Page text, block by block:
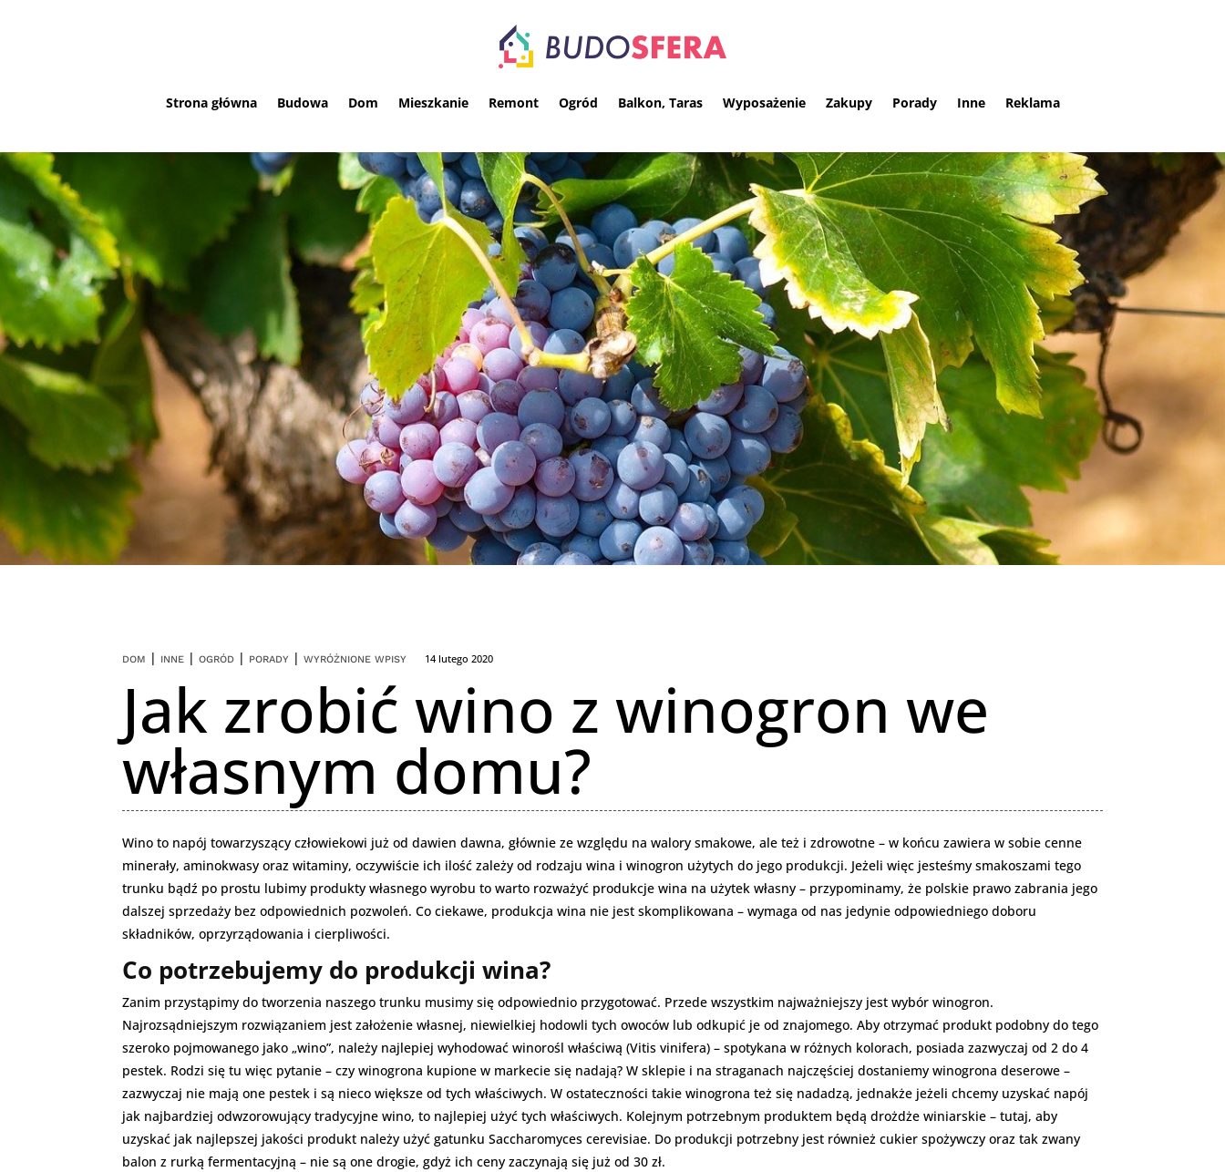
Strona główna Budowa Dom Mieszkanie Remont Ogród Balkon, Taras Wyposażenie Zakupy Porady Inne Reklama
DOM | INNE |OGRÓD | PORADY |WYRÓŻNIONE WPISY 14 lutego 2020
Jak zrobić wino z winogron we
własnym domu?
Wino to napój towarzyszący człowiekowi już od dawien dawna, głównie ze względu na walory smakowe, ale też i zdrowotne – w końcu zawiera w sobie cenne
minerały, aminokwasy oraz witaminy, oczywiście ich ilość zależy od rodzaju wina i winogron użytych do jego produkcji. Jeżeli więc jesteśmy smakoszami tego
trunku bądź po prostu lubimy produkty własnego wyrobu to warto rozważyć produkcje wina na użytek własny – przypominamy, że polskie prawo zabrania jego
dalszej sprzedaży bez odpowiednich pozwoleń. Co ciekawe, produkcja wina nie jest skomplikowana – wymaga od nas jedynie odpowiedniego doboru
składników, oprzyrządowania i cierpliwości.
Co potrzebujemy do produkcji wina?
Zanim przystąpimy do tworzenia naszego trunku musimy się odpowiednio przygotować. Przede wszystkim najważniejszy jest wybór winogron.
Najrozsądniejszym rozwiązaniem jest założenie własnej, niewielkiej hodowli tych owoców lub odkupić je od znajomego. Aby otrzymać produkt podobny do tego
szeroko pojmowanego jako „wino”, należy najlepiej wyhodować winorośl właściwą (Vitis vinifera) – spotykana w różnych kolorach, posiada zazwyczaj od 2 do 4
pestek. Rodzi się tu więc pytanie – czy winogrona kupione w markecie się nadają? W sklepie i na straganach najczęściej dostaniemy winogrona deserowe –
zazwyczaj nie mają one pestek i są nieco większe od tych właściwych. W ostateczności takie winogrona też się nadadzą, jednakże jeżeli chcemy uzyskać napój
jak najbardziej odwzorowujący tradycyjne wino, to najlepiej użyć tych właściwych. Kolejnym potrzebnym produktem będą drożdże winiarskie – tutaj, aby
uzyskać jak najlepszej jakości produkt należy użyć gatunku Saccharomyces cerevisiae. Do produkcji potrzebny jest również cukier spożywczy oraz tak zwany
balon z rurką fermentacyjną – nie są one drogie, gdyż ich ceny zaczynają się już od 30 zł.